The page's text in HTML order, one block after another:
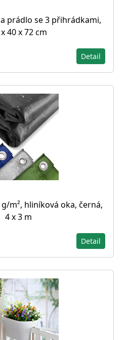
prádlo se 3 přihrádkami,
40 x 72 cm
Detail
g/m², hliníková oka, černá,
4 x 3 m
Detail